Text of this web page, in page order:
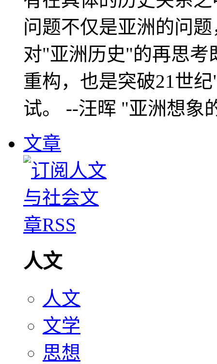
问题不仅是亚洲的问
对"亚洲历史"的再思考
重构，也是突破21世
试。 --汪晖 "亚洲想象
文章
人文
人文
文学
思想